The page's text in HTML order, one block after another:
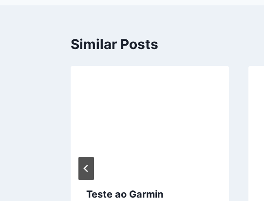
Similar Posts
Teste ao Garmin